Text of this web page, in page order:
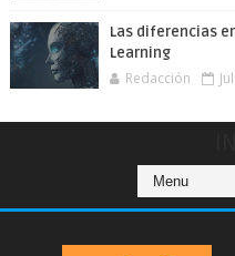
Las diferencias
Learning
Redacción